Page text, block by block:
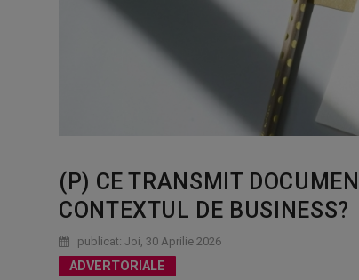
(P) CE TRANSMIT
CONTEXTUL DE BUSINESS?
publicat: Joi, 30 Aprilie 2026
ADVERTORIALE